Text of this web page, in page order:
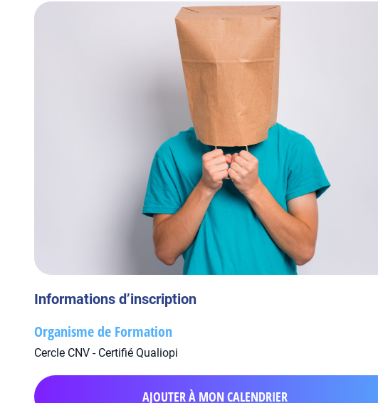
Informations d’inscription
Organisme de Formation
Cercle CNV - Certifié Qualiopi
AJOUTER À MON CALENDRIER